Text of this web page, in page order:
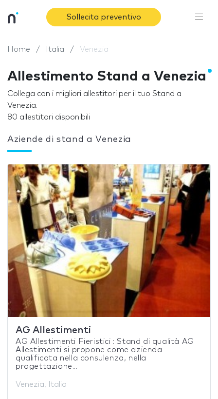
Sollecita preventivo
Home Italia Venezia
Allestimento Stand a Venezia
Collega con i migliori allestitori per il tuo Stand a
Venezia.
80 allestitori disponibili
Aziende di stand a Venezia
AG Allestimenti
AG Allestimenti Fieristici : Stand di qualità AG
Allestimenti si propone come azienda
qualificata nella consulenza, nella
progettazione...
Venezia, Italia